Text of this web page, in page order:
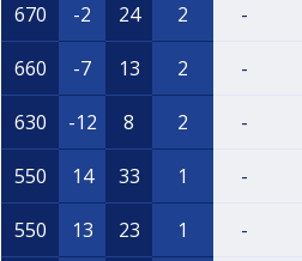
670 -2 24 2 -
660 -7 13 2 -
630 -12 8 2 -
550 14 33 1 -
550 13 23 1 -